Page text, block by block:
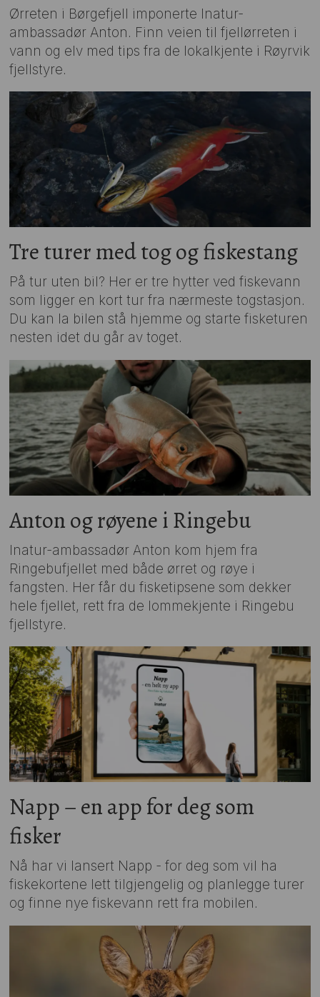
Ørreten i Børgefjell imponerte Inatur-
ambassadør Anton. Finn veien til fjellørreten i
vann og elv med tips fra de lokalkjente i Røyrvik
fjellstyre.
Tre turer med tog og fiskestang
På tur uten bil? Her er tre hytter ved fiskevann
som ligger en kort tur fra nærmeste togstasjon.
Du kan la bilen stå hjemme og starte fisketuren
nesten idet du går av toget.
Anton og røyene i Ringebu
Inatur-ambassadør Anton kom hjem fra
Ringebufjellet med både ørret og røye i
fangsten. Her får du fisketipsene som dekker
hele fjellet, rett fra de lommekjente i Ringebu
fjellstyre.
Napp – en app for deg som
fisker
Nå har vi lansert Napp - for deg som vil ha
fiskekortene lett tilgjengelig og planlegge turer
og finne nye fiskevann rett fra mobilen.